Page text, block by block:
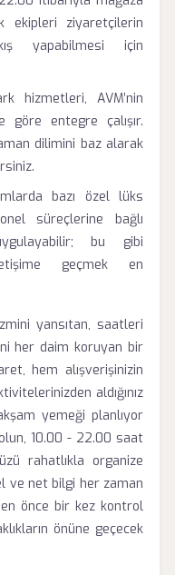
ekipleri ziyaretçilerin
yapabilmesi için
hizmetleri, AVM’nin
göre entegre çalışır.
dilimini baz alarak
bazı özel lüks
süreçlerine bağlı
bu gibi
geçmek en
yansıtan, saatleri
her daim koruyan bir
hem alışverişinizin
aldığınız
yemeği planlıyor
10.00 - 22.00 saat
rahatlıkla organize
ve net bilgi her zaman
önce bir kez kontrol
önüne geçecek